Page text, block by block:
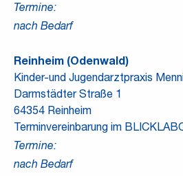
Termine:
nach Bedarf
Reinheim (Odenwald)
Kinder-und Jugendarztpraxis
Darmstädter Straße 1
64354 Reinheim
Terminvereinbarung im
Termine:
nach Bedarf